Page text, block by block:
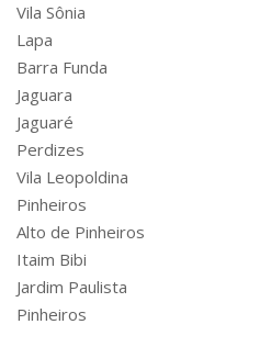
Vila Sônia
Lapa
Barra Funda
Jaguara
Jaguaré
Perdizes
Vila Leopoldina
Pinheiros
Alto de Pinheiros
Itaim Bibi
Jardim Paulista
Pinheiros